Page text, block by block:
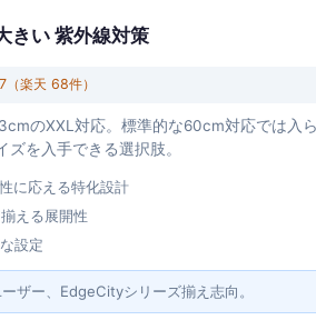
きい 紫外線対策
（楽天 68件）
のXXL対応。標準的な60cm対応では入
を入手できる選択肢。
に応える特化設計
える展開性
設定
ザー、EdgeCityシリーズ揃え志向。